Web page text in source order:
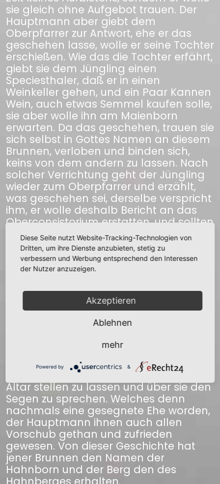
sie gleich ohne Aufgebot trauen. Der
Hauptmann aber giebt dem
Oberpfarrer zur Antwort, ehe er das
geschehen lasse, wolle er seine Tochter
erschießen. Wie das die Tochter erfährt,
giebt sie dem Jüngling einen
Speciesthaler, daß er in einen
Weinkeller gehen, und ein Paar Kannen
Wein, auch etwas Semmel kaufen solle,
sie aber wolle ihn am Maienborn
erwarten. Da das geschehen, trauen sie
sich selbst in Gottes Namen an diesem
Brunnen, verloben und binden sich,
keins von dem andern zu lassen. Nach
solcher Verrichtung geht der Jüngling
wieder zum Oberpfarrer und erzählt,
was geschehen sei, derselbe verspricht
ihm, er wolle deshalb Bericht an das
Oberconsistorium erstatten, und sollten
sie die Antwort bald hören. Darauf
bekommt der Hauptmann den
allergnädigsten Befehl, bei Leib- und
Lebensstrafe sich nicht an seiner
Mensch so gut als der andere, er solle
solches für Gottes Schickung halten, da
ohnedem bei dieser Zeit das Heirathen
ganz vergessen und wenige Eheleute
vorhanden wären. Zugleich bekömmt
der Oberpfarrer auch ein
allergnädigstes Rescript, dieses
verlobte Paar in die Kirche vor dem
Altar stellen zu lassen und über sie den
Segen zu sprechen. Welches denn
nachmals eine gesegnete Ehe worden,
der Hauptmann ihnen auch allen
Vorschub gethan und zufrieden
gewesen. Von dieser Geschichte hat
jener Brunnen den Namen der
Hahnborn und der Berg den des
Diese Seite nutzt Website-Tracking-Technologien von
Dritten, um ihre Dienste anzubieten, stetig zu
verbessern und Werbung entsprechend den Interessen
der Nutzer anzuzeigen.
Akzeptieren
Ablehnen
mehr
Powered by &